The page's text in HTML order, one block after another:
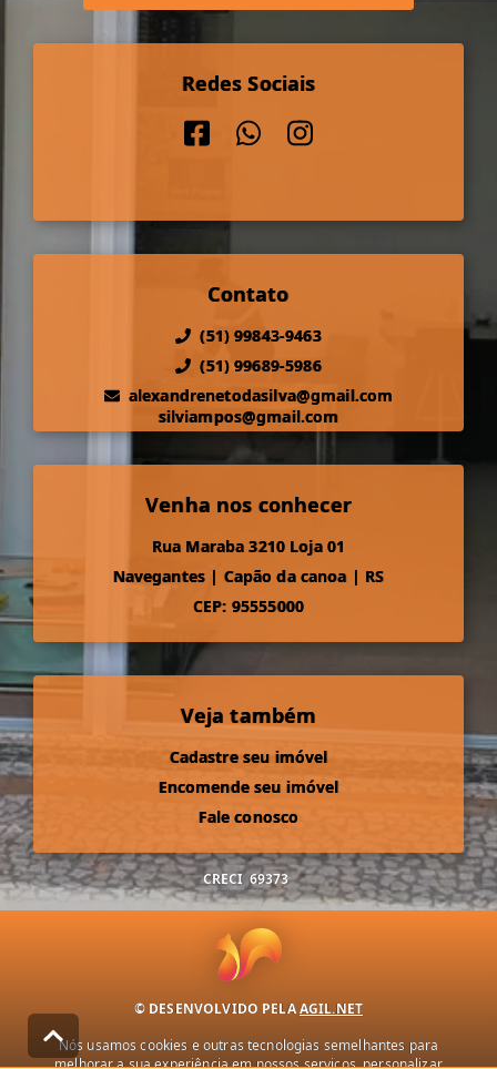
Redes Sociais
Contato
(51) 99843-9463
(51) 99689-5986
alexandrenetodasilva@gmail.com
silviampos@gmail.com
Venha nos conhecer
Rua Maraba 3210 Loja 01
Navegantes | Capão da canoa | RS
CEP: 95555000
Veja também
Cadastre seu imóvel
Encomende seu imóvel
Fale conosco
CRECI 69373
© DESENVOLVIDO PELAAGIL.NET
Nós usamos cookies e outras tecnologias semelhantes para
melhorar a sua experiência em nossos serviços, personalizar